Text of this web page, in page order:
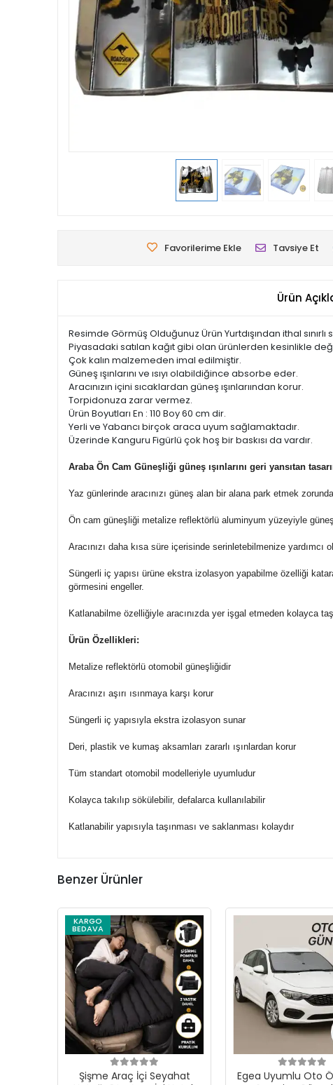
Favorilerime Ekle Tavsiye Et
Ürün
Resimde Görmüş Olduğunuz Ürün Yurtdışından ithal
Piyasadaki satılan kağıt gibi olan ürünlerden kesinlikle
Çok kalın malzemeden imal edilmiştir.
Güneş ışınlarını ve ısıyı olabildiğince absorbe eder.
Aracınızın içini sıcaklardan güneş ışınlarıından korur.
Torpidonuza zarar vermez.
Ürün Boyutları En : 110 Boy 60 cm dir.
Yerli ve Yabancı birçok araca uyum sağlamaktadır.
Üzerinde Kanguru Figürlü çok hoş bir baskısı da vardır.
Araba Ön Cam Güneşliği güneş ışınlarını geri yansıtan
Yaz günlerinde aracınızı güneş alan bir alana park etmek
Ön cam güneşliği metalize reflektörlü aluminyum yüzeyiyle
Aracınızı daha kısa süre içerisinde serinletebilmenize yardımcı
Süngerli iç yapısı ürüne ekstra izolasyon yapabilme özelliği
görmesini engeller.
Katlanabilme özelliğiyle aracınızda yer işgal etmeden kolayca
Ürün Özellikleri:
Metalize reflektörlü otomobil güneşliğidir
Aracınızı aşırı ısınmaya karşı korur
Süngerli iç yapısıyla ekstra izolasyon sunar
Deri, plastik ve kumaş aksamları zararlı ışınlardan korur
Tüm standart otomobil modelleriyle uyumludur
Kolayca takılıp sökülebilir, defalarca kullanılabilir
Katlanabilir yapısıyla taşınması ve saklanması kolaydır
Benzer Ürünler
KARGO
BEDAVA
Şişme Araç İçi Seyahat
Egea Uyumlu Oto